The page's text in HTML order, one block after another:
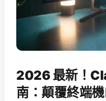
2026 最新！
南：顛覆終端